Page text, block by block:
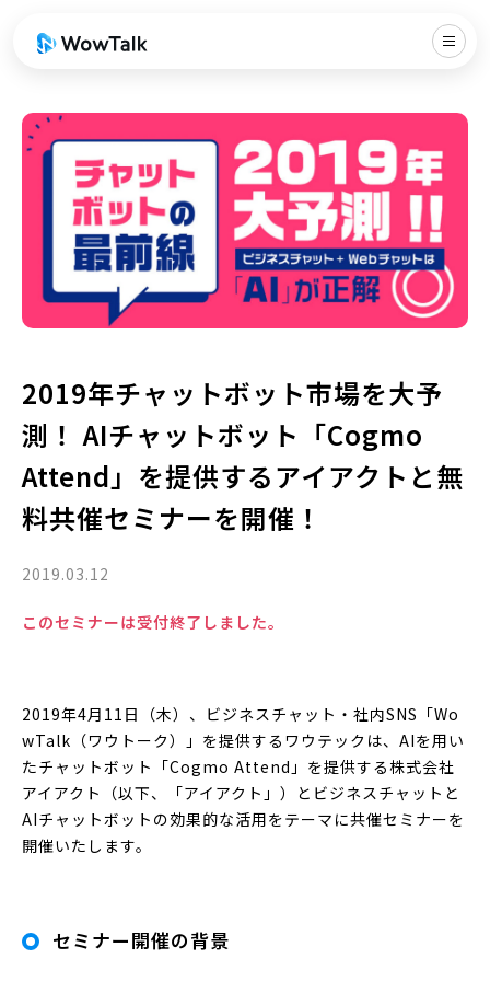
2019年チャットボット市場を大予
測！ AIチャットボット「Cogmo
Attend」を提供するアイアクトと無
料共催セミナーを開催！
2019.03.12
このセミナーは受付終了しました。
2019年4月11日（木）、ビジネスチャット・社内SNS「Wo
wTalk（ワウトーク）」を提供するワウテックは、AIを用い
たチャットボット「Cogmo Attend」を提供する株式会社
アイアクト（以下、「アイアクト」）とビジネスチャットと
AIチャットボットの効果的な活用をテーマに共催セミナーを
開催いたします。
セミナー開催の背景